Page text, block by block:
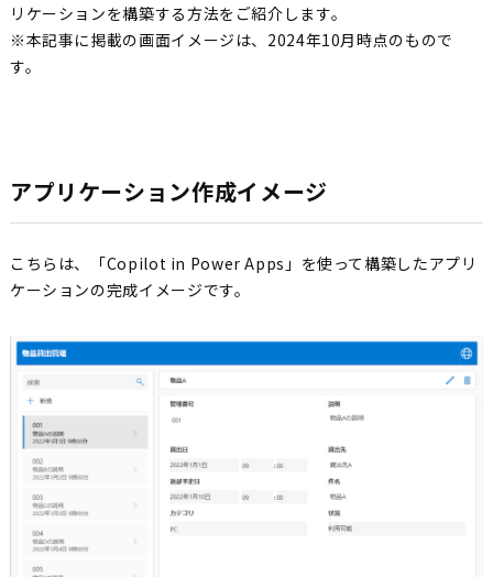
リケーションを構築する方法をご紹介します。
※本記事に掲載の画面イメージは、2024年10月時点のもので
す。
アプリケーション作成イメージ
こちらは、「Copilot in Power Apps」を使って構築したアプリ
ケーションの完成イメージです。